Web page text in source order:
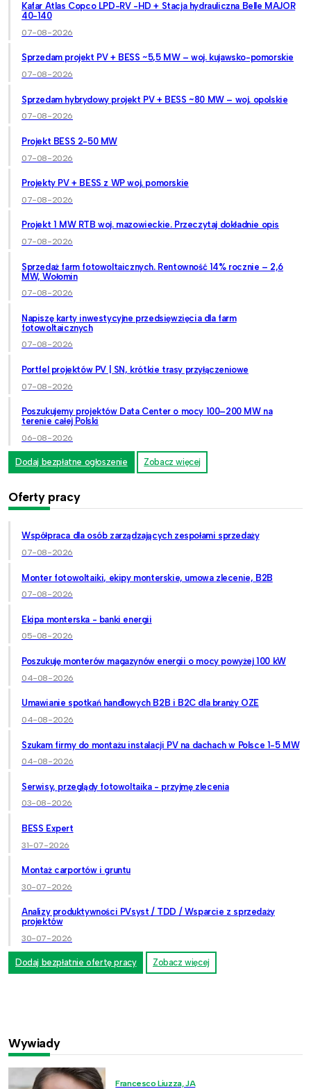
Kafar Atlas Copco LPD-RV -HD + Stacja hydrauliczna Belle MAJOR
40-140
07-08-2026
Sprzedam projekt PV + BESS ~5,5 MW – woj. kujawsko-pomorskie
07-08-2026
Sprzedam hybrydowy projekt PV + BESS ~80 MW – woj. opolskie
07-08-2026
Projekt BESS 2-50 MW
07-08-2026
Projekty PV + BESS z WP woj. pomorskie
07-08-2026
Projekt 1 MW RTB woj. mazowieckie. Przeczytaj dokładnie opis
07-08-2026
Sprzedaż farm fotowoltaicznych. Rentowność 14% rocznie – 2,6
MW, Wołomin
07-08-2026
Napiszę karty inwestycyjne przedsięwzięcia dla farm
fotowoltaicznych
07-08-2026
Portfel projektów PV | SN, krótkie trasy przyłączeniowe
07-08-2026
Poszukujemy projektów Data Center o mocy 100–200 MW na
terenie całej Polski
06-08-2026
Dodaj bezpłatne ogłoszenie Zobacz więcej
Oferty pracy
Współpraca dla osób zarządzających zespołami sprzedaży
07-08-2026
Monter fotowoltaiki, ekipy monterskie, umowa zlecenie, B2B
07-08-2026
Ekipa monterska - banki energii
05-08-2026
Poszukuję monterów magazynów energii o mocy powyżej 100 kW
04-08-2026
Umawianie spotkań handlowych B2B i B2C dla branży OZE
04-08-2026
Szukam firmy do montażu instalacji PV na dachach w Polsce 1-5 MW
04-08-2026
Serwisy, przeglądy fotowoltaika - przyjmę zlecenia
03-08-2026
BESS Expert
31-07-2026
Montaż carportów i gruntu
30-07-2026
Analizy produktywności PVsyst / TDD / Wsparcie z sprzedaży
projektów
30-07-2026
Dodaj bezpłatnie ofertę pracy Zobacz więcej
Wywiady
Francesco Liuzza, JA